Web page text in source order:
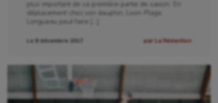
Escrime
Football américain
Futsal
plus important de sa première partie de saison. En
déplacement chez son dauphin, Loon-Plage,
Longueau peut faire […]
Le 8 décembre 2017 par La Rédaction